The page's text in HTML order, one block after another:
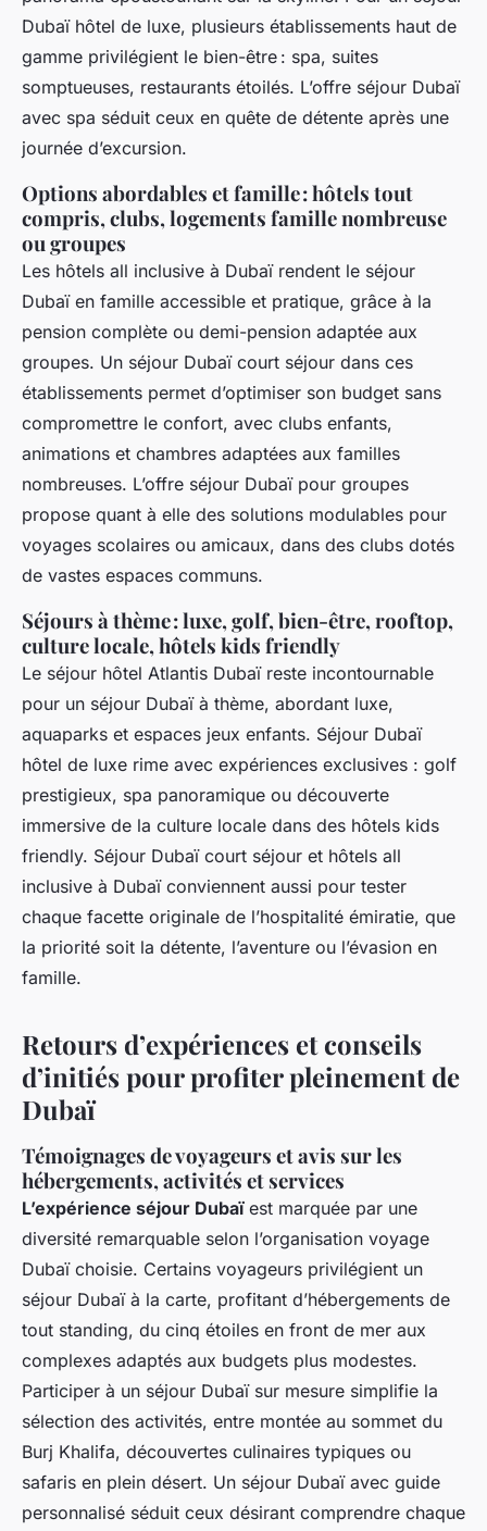
Dubaï hôtel de luxe, plusieurs établissements haut de
gamme privilégient le bien-être : spa, suites
somptueuses, restaurants étoilés. L’offre séjour Dubaï
avec spa séduit ceux en quête de détente après une
journée d’excursion.
Options abordables et famille : hôtels tout
compris, clubs, logements famille nombreuse
ou groupes
Les hôtels all inclusive à Dubaï rendent le séjour
Dubaï en famille accessible et pratique, grâce à la
pension complète ou demi-pension adaptée aux
groupes. Un séjour Dubaï court séjour dans ces
établissements permet d’optimiser son budget sans
compromettre le confort, avec clubs enfants,
animations et chambres adaptées aux familles
nombreuses. L’offre séjour Dubaï pour groupes
propose quant à elle des solutions modulables pour
voyages scolaires ou amicaux, dans des clubs dotés
de vastes espaces communs.
Séjours à thème : luxe, golf, bien-être, rooftop,
culture locale, hôtels kids friendly
Le séjour hôtel Atlantis Dubaï reste incontournable
pour un séjour Dubaï à thème, abordant luxe,
aquaparks et espaces jeux enfants. Séjour Dubaï
hôtel de luxe rime avec expériences exclusives : golf
prestigieux, spa panoramique ou découverte
immersive de la culture locale dans des hôtels kids
friendly. Séjour Dubaï court séjour et hôtels all
inclusive à Dubaï conviennent aussi pour tester
chaque facette originale de l’hospitalité émiratie, que
la priorité soit la détente, l’aventure ou l’évasion en
famille.
Retours d’expériences et conseils
d’initiés pour profiter pleinement de
Dubaï
Témoignages de voyageurs et avis sur les
hébergements, activités et services
L’expérience séjour Dubaïest marquée par une
diversité remarquable selon l’organisation voyage
Dubaï choisie. Certains voyageurs privilégient un
séjour Dubaï à la carte, profitant d’hébergements de
tout standing, du cinq étoiles en front de mer aux
complexes adaptés aux budgets plus modestes.
Participer à un séjour Dubaï sur mesure simplifie la
sélection des activités, entre montée au sommet du
Burj Khalifa, découvertes culinaires typiques ou
safaris en plein désert. Un séjour Dubaï avec guide
personnalisé séduit ceux désirant comprendre chaque